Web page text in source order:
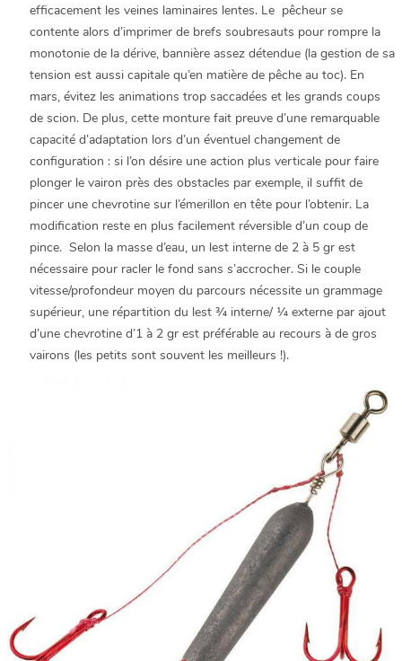
efficacement les veines laminaires lentes. Le pêcheur se
contente alors d’imprimer de brefs soubresauts pour rompre la
monotonie de la dérive, bannière assez détendue (la gestion de sa
tension est aussi capitale qu’en matière de pêche au toc). En
mars, évitez les animations trop saccadées et les grands coups
de scion. De plus, cette monture fait preuve d’une remarquable
capacité d’adaptation lors d’un éventuel changement de
configuration : si l’on désire une action plus verticale pour faire
plonger le vairon près des obstacles par exemple, il suffit de
pincer une chevrotine sur l’émerillon en tête pour l’obtenir. La
modification reste en plus facilement réversible d’un coup de
pince. Selon la masse d’eau, un lest interne de 2 à 5 gr est
nécessaire pour racler le fond sans s’accrocher. Si le couple
vitesse/profondeur moyen du parcours nécessite un grammage
supérieur, une répartition du lest ¾ interne/ ¼ externe par ajout
d’une chevrotine d’1 à 2 gr est préférable au recours à de gros
vairons (les petits sont souvent les meilleurs !).